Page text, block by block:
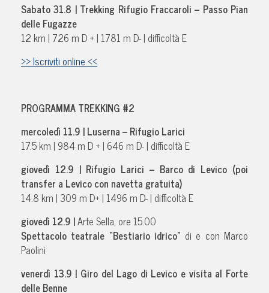
Sabato 31.8 | Trekking Rifugio Fraccaroli – Passo Pian
delle Fugazze
12 km | 726 m D + | 1781 m D- | difficoltà E
>> Iscriviti online <<
PROGRAMMA TREKKING #2
mercoledì 11.9 |Luserna – Rifugio Larici
17.5 km | 984 m D + | 646 m D- | difficoltà E
giovedì 12.9 | Rifugio Larici – Barco di Levico (poi
transfer a Levico con navetta gratuita)
14.8 km | 309 m D+ | 1496 m D- | difficoltà E
giovedì 12.9 |Arte Sella, ore 15.00
Spettacolo teatrale “Bestiario idrico” di e con Marco
Paolini
venerdì 13.9 | Giro del Lago di Levico e visita al Forte
delle Benne